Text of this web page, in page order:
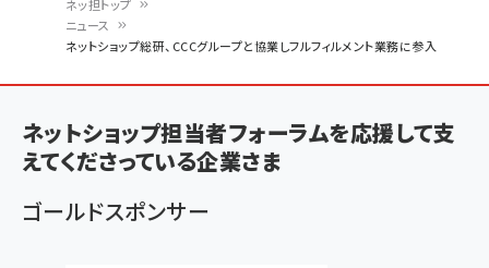
ン
く
ず
ネッ担トップ
ニュース
ネットショップ総研、CCCグループと協業しフルフィルメント業務に参入
ネットショップ担当者フォーラムを応援して支
えてくださっている企業さま
ゴールドスポンサー